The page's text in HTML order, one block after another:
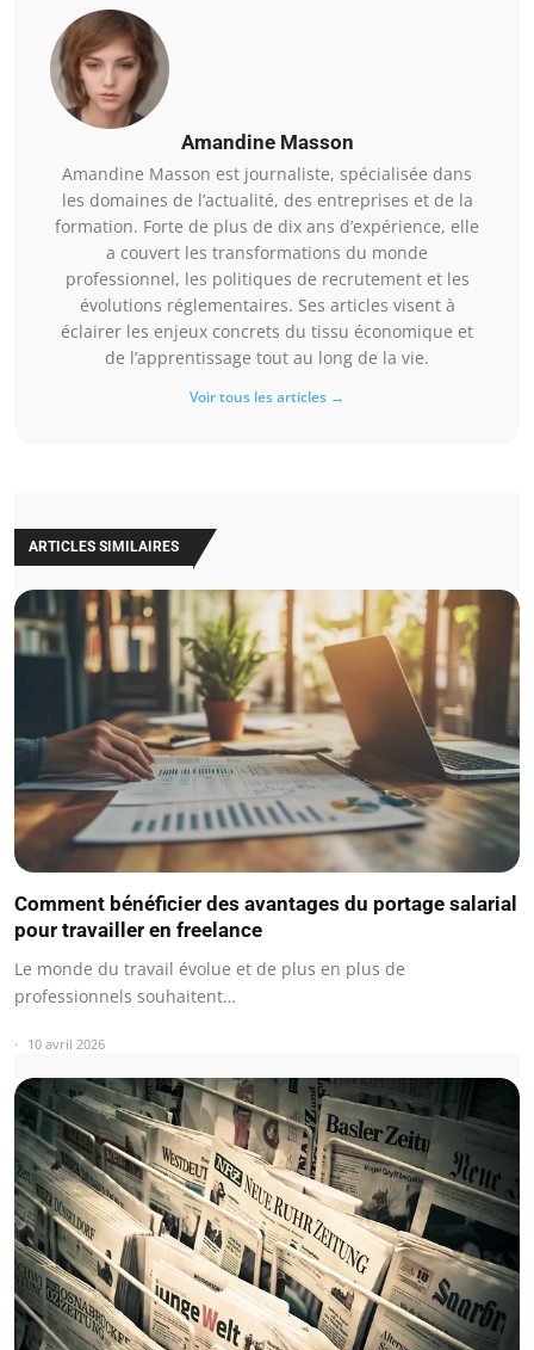
Amandine Masson
Amandine Masson est journaliste, spécialisée dans
les domaines de l’actualité, des entreprises et de la
formation. Forte de plus de dix ans d’expérience, elle
a couvert les transformations du monde
professionnel, les politiques de recrutement et les
évolutions réglementaires. Ses articles visent à
éclairer les enjeux concrets du tissu économique et
de l’apprentissage tout au long de la vie.
Voir tous les articles →
ARTICLES SIMILAIRES
Comment bénéficier des avantages du portage salarial
pour travailler en freelance
Le monde du travail évolue et de plus en plus de
professionnels souhaitent…
10 avril 2026